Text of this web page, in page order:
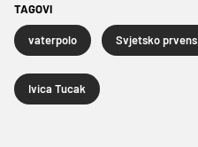
TAGOVI
vaterpolo
Ivica Tucak